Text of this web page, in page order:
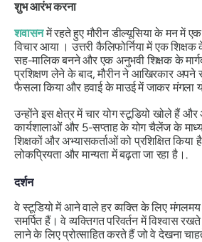
शुभ आरंभ करना
शवासनमें रहते हुए मौरीन डील्यूसिया के मन में
विचार आया । उत्तरी कैलिफोर्निया में एक
सह-मालिक बनने और एक अनुभवी शिक्षक के
प्रशिक्षण लेने के बाद, मौरीन ने आखिरकार
फैसला किया और हवाई के माउई में जाकर मंगला
उन्होंने इस क्षेत्र में चार योग स्टूडियो खोले हैं और
कार्यशालाओं और 5-सप्ताह के योग चैलेंज के
शिक्षकों और अभ्यासकर्ताओं को प्रशिक्षित किया
लोकप्रियता और मान्यता में बढ़ता जा रहा है।.
दर्शन
वे स्टूडियो में आने वाले हर व्यक्ति के लिए
समर्पित हैं। वे व्यक्तिगत परिवर्तन में विश्वास
लाने के लिए प्रोत्साहित करते हैं जो वे देखना